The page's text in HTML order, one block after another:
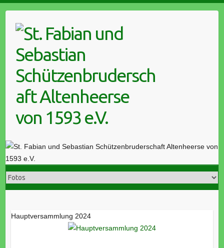
content
Hauptversammlung 2024